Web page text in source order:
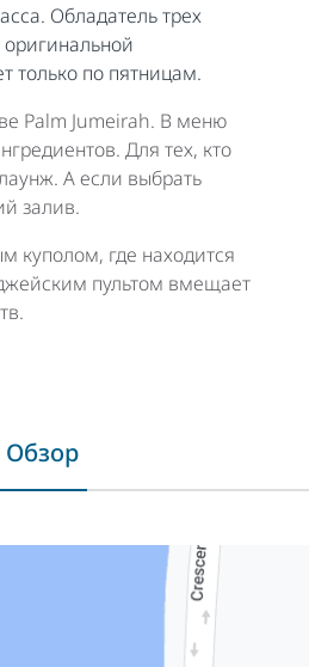
Обладатель трех
только по пятницам.
Palm Jumeirah. В меню
Для тех, кто
А если выбрать
залив.
куполом, где находится
пультом вмещает
Обзор